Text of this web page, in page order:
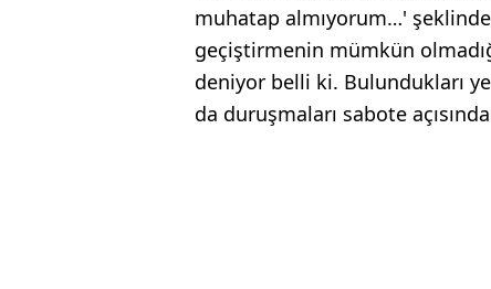
muhatap almıyorum…'
geçiştirmenin mümkün
deniyor belli ki. Bulundukları
da duruşmaları sabote